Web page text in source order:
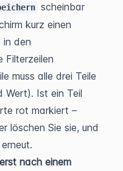
scheinbar
kurz einen
in den
Filterzeilen
muss alle drei Teile
Wert). Ist ein Teil
rot markiert –
löschen Sie sie, und
nach einem